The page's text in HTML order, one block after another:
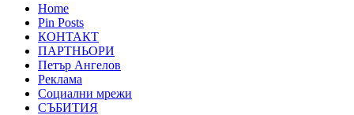
Home
Pin Posts
КОНТАКТ
ПАРТНЬОРИ
Петър Ангелов
Реклама
Социални мрежи
СЪБИТИЯ